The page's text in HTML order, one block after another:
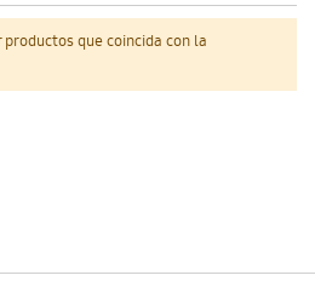
que coincida con la